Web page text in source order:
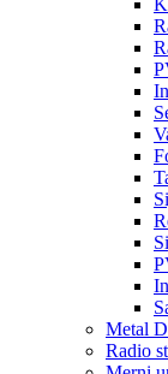
Metal
Radio